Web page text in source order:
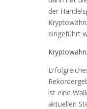
der
eingeführt
ist eine
aktuellen